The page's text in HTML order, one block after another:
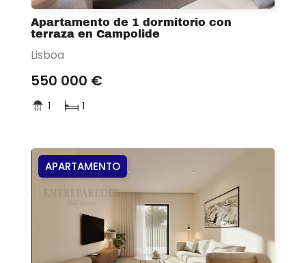
Apartamento de 1 dormitorio con
terraza en Campolide
Lisboa
550 000 €
1 1
APARTAMENTO